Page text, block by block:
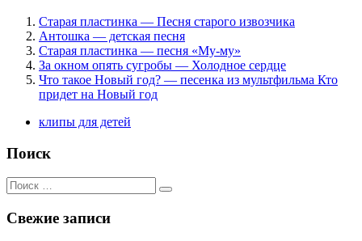
Старая пластинка — Песня старого извозчика
Антошка — детская песня
Старая пластинка — песня «Му-му»
За окном опять сугробы — Холодное сердце
Что такое Новый год? — песенка из мультфильма Кто
придет на Новый год
клипы для детей
Поиск
Поиск
для:
Свежие записи